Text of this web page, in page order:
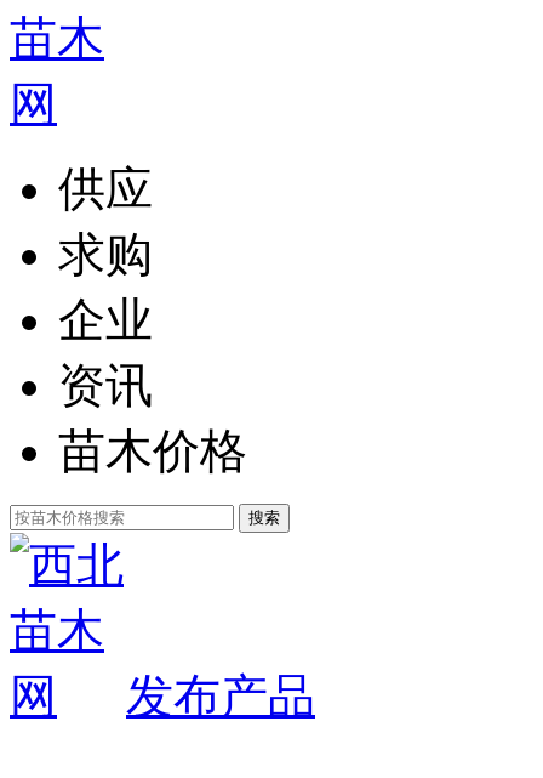
供应
求购
企业
资讯
苗木价格
发布产品